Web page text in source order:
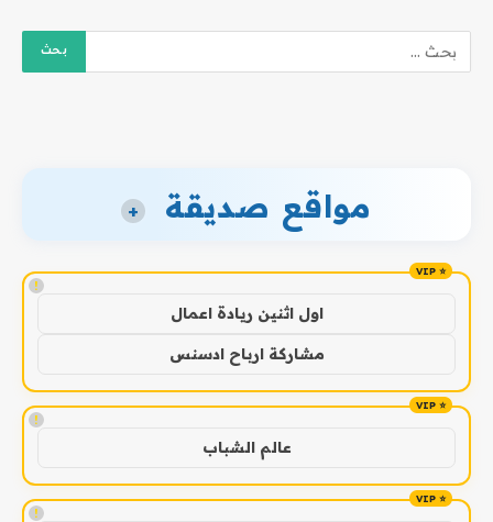
مواقع صديقة +
!
اول اثنين ريادة اعمال
مشاركة ارباح ادسنس
!
عالم الشباب
!